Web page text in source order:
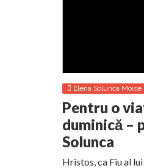
Elena Solunca Moise
Pentru o
duminică –
Solunca
Hristos, ca Fiu al